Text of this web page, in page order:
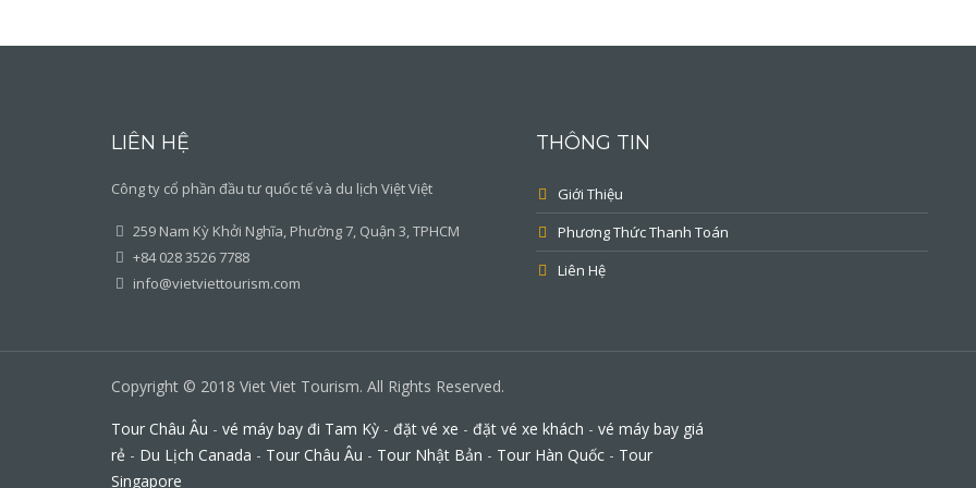
LIÊN HỆ
Công ty cổ phần đầu tư quốc tế và du lịch Việt Việt
259 Nam Kỳ Khởi Nghĩa, Phường 7, Quận 3, TPHCM
+84 028 3526 7788
info@vietviettourism.com
THÔNG TIN
Giới Thiệu
Phương Thức Thanh Toán
Liên Hệ
Copyright © 2018 Viet Viet Tourism. All Rights Reserved.
Tour Châu Âu - vé máy bay đi Tam Kỳ - đặt vé xe - đặt vé xe khách - vé máy bay giá
rẻ - Du Lịch Canada - Tour Châu Âu - Tour Nhật Bản - Tour Hàn Quốc - Tour
Singapore